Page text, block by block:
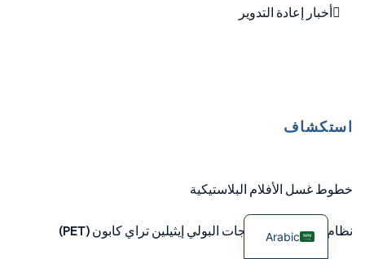
أخبار إعادة التدوير
استكشاف
خطوط غسل الأفلام البلاستيكية
نظام إعادة تدوير زجاجات البولي إيثيلين تراي كابون (PET)
Arabic